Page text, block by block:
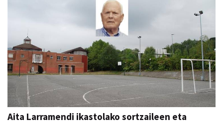
Aita Larramendi ikastolako sortzaileen eta